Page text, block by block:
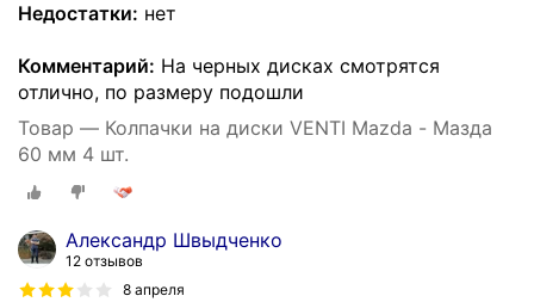
Недостатки: нет
Комментарий: На черных дисках смотрятся
отлично, по размеру подошли
Товар — Колпачки на диски VENTI Mazda - Мазда
60 мм 4 шт.
Александр Швыдченко
12 отзывов
8 апреля